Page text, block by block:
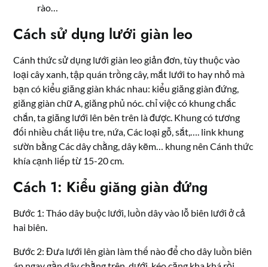
rào…
Cách sử dụng lưới giàn leo
Cánh thức sử dụng lưới giàn leo giản đơn, tùy thuộc vào
loại cây xanh, tập quán trồng cây, mắt lưới to hay nhỏ mà
bạn có kiểu giăng giàn khác nhau: kiểu giăng giàn đứng,
giăng giàn chữ A, giăng phủ nóc. chỉ việc có khung chắc
chắn, ta giăng lưới lên bên trên là được. Khung có tương
đối nhiều chất liệu tre, nứa, Các loại gỗ, sắt,…. link khung
sườn bằng Các dây chằng, dây kẽm… khung nên Cánh thức
khía cạnh liếp từ 15-20 cm.
Cách 1: Kiểu giăng giàn đứng
Bước 1: Tháo dây buộc lưới, luồn dây vào lỗ biên lưới ở cả
hai biên.
Bước 2: Đưa lưới lên giàn làm thế nào để cho dây luồn biên